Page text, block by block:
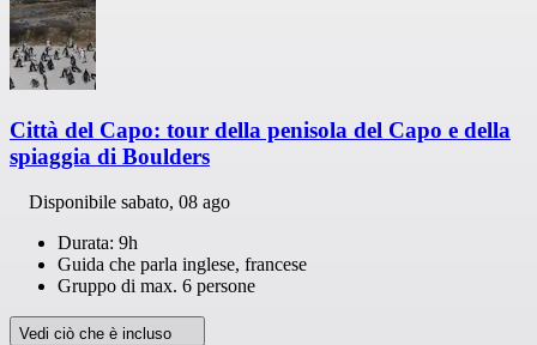
Città del Capo: tour della penisola del Capo e della
spiaggia di Boulders
Disponibile sabato, 08 ago
Durata: 9h
Guida che parla inglese, francese
Gruppo di max. 6 persone
Vedi ciò che è incluso